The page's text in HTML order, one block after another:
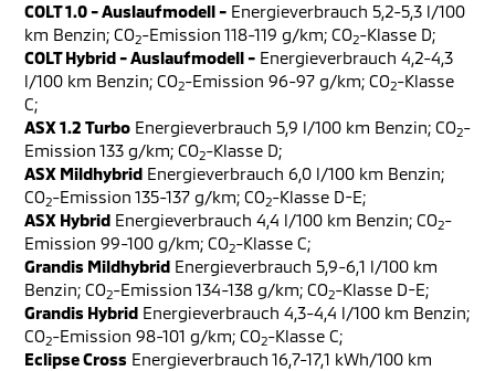
COLT 1.0 - Auslaufmodell - Energieverbrauch 5,2-5,3 l/100
km Benzin; CO2-Emission 118-119 g/km; CO2-Klasse D;
COLT Hybrid - Auslaufmodell - Energieverbrauch 4,2-4,3
l/100 km Benzin; CO2-Emission 96-97 g/km; CO2-Klasse
C;
ASX 1.2 Turbo Energieverbrauch 5,9 l/100 km Benzin; CO2-
Emission 133 g/km; CO2-Klasse D;
ASX Mildhybrid Energieverbrauch 6,0 l/100 km Benzin;
CO2-Emission 135-137 g/km; CO2-Klasse D-E;
ASX Hybrid Energieverbrauch 4,4 l/100 km Benzin; CO2-
Emission 99-100 g/km; CO2-Klasse C;
Grandis Mildhybrid Energieverbrauch 5,9-6,1 l/100 km
Benzin; CO2-Emission 134-138 g/km; CO2-Klasse D-E;
Grandis Hybrid Energieverbrauch 4,3-4,4 l/100 km Benzin;
CO2-Emission 98-101 g/km; CO2-Klasse C;
Eclipse Cross Energieverbrauch 16,7-17,1 kWh/100 km